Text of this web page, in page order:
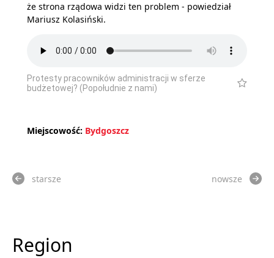
że strona rządowa widzi ten problem - powiedział
Mariusz Kolasiński.
Protesty pracowników administracji w sferze
budżetowej? (Popołudnie z nami)
Miejscowość: Bydgoszcz
starsze nowsze
Region